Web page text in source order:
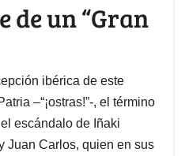
de un “Gran
ibérica de este
–“¡ostras!”-, el término
escándalo de Iñaki
Juan Carlos, quien en sus